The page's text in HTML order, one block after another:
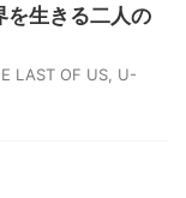
を生きる二人の
LAST OF US U-